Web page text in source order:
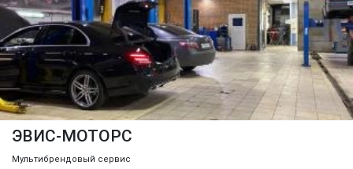
ЭВИС-МОТОРС
Мультибрендовый сервис